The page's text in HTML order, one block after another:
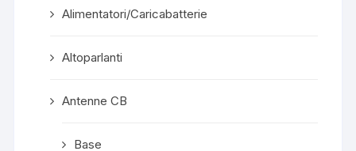
Alimentatori/Caricabatterie
Altoparlanti
Antenne CB
Base